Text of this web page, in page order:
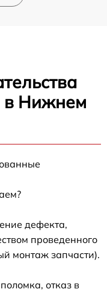
в Нижнем
дефекта,
проведенного
монтаж запчасти).
отказ в